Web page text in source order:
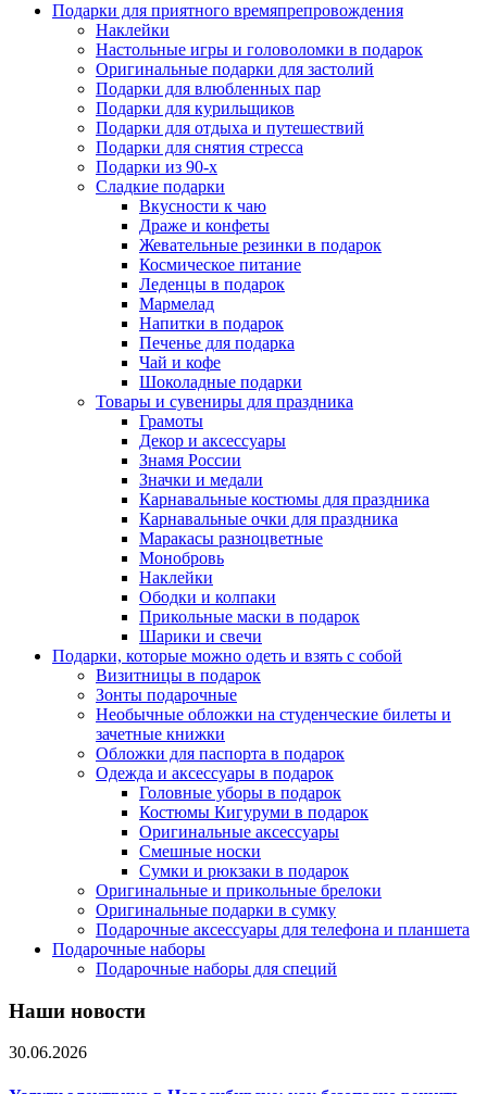
Подарки для приятного времяпрепровождения
Наклейки
Настольные игры и головоломки в подарок
Оригинальные подарки для застолий
Подарки для влюбленных пар
Подарки для курильщиков
Подарки для отдыха и путешествий
Подарки для снятия стресса
Подарки из 90-х
Сладкие подарки
Вкусности к чаю
Драже и конфеты
Жевательные резинки в подарок
Космическое питание
Леденцы в подарок
Мармелад
Напитки в подарок
Печенье для подарка
Чай и кофе
Шоколадные подарки
Товары и сувениры для праздника
Грамоты
Декор и аксессуары
Знамя России
Значки и медали
Карнавальные костюмы для праздника
Карнавальные очки для праздника
Маракасы разноцветные
Монобровь
Наклейки
Ободки и колпаки
Прикольные маски в подарок
Шарики и свечи
Подарки, которые можно одеть и взять с собой
Визитницы в подарок
Зонты подарочные
Необычные обложки на студенческие билеты и
зачетные книжки
Обложки для паспорта в подарок
Одежда и аксессуары в подарок
Головные уборы в подарок
Костюмы Кигуруми в подарок
Оригинальные аксессуары
Смешные носки
Сумки и рюкзаки в подарок
Оригинальные и прикольные брелоки
Оригинальные подарки в сумку
Подарочные аксессуары для телефона и планшета
Подарочные наборы
Подарочные наборы для специй
Наши новости
30.06.2026